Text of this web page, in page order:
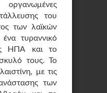
του
των λαϊκών
τυραννικό
ΗΠΑ και το
τους. Το
με τις
των